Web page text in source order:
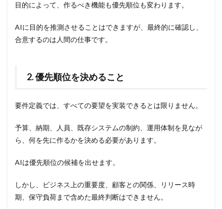
目的によって、作るべき機能も優先順位も変わります。
AIに目的を推測させることはできますが、最終的に確認し、
合意するのは人間の仕事です。
2. 優先順位を決めること
要件定義では、すべての要望を実装できるとは限りません。
予算、納期、人員、既存システムの制約、運用体制を見なが
ら、何を先に作るかを決める必要があります。
AIは優先順位の候補を出せます。
しかし、ビジネス上の重要度、顧客との関係、リリース時
期、保守負荷まで含めた最終判断はできません。